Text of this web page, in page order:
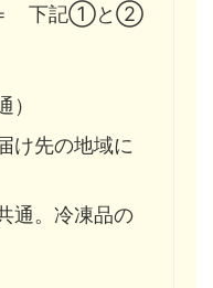
＝ 下記①と②
け先の地域に
通。冷凍品の